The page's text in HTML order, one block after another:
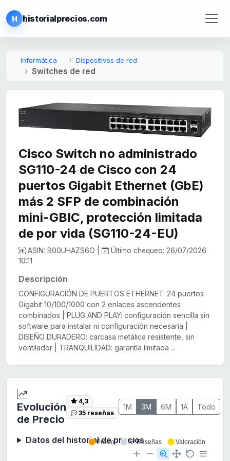
H historialprecios.com
Informática Dispositivos de red
Switches de red
Cisco Switch no administrado
SG110-24 de Cisco con 24
puertos Gigabit Ethernet (GbE)
más 2 SFP de combinación
mini-GBIC, protección limitada
de por vida (SG110-24-EU)
ASIN: B00UHAZS6O |
Último chequeo: 26/07/2026
10:11
Descripción
CONFIGURACIÓN DE PUERTOS ETHERNET: 24 puertos
Gigabit 10/100/1000 con 2 enlaces ascendentes
combinados | PLUG AND PLAY: configuración sencilla sin
software para instalar ni configuración necesaria |
DISEÑO DURADERO: carcasa metálica resistente, sin
ventilador | TRANQUILIDAD: garantía limitada ...
Evolución
de Precio
4,3
35 reseñas
1M 3M 6M 1A Todo
Datos del historial de precios
Precio Nº Reseñas Valoración